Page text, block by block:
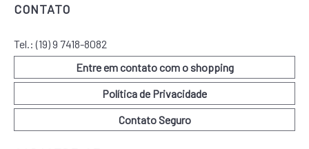
CONTATO
Tel.:(19) 9 7418-8082
Entre em contato com o shopping
Política de Privacidade
Contato Seguro